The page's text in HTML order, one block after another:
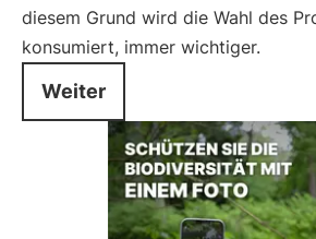
diesem Grund wird die Wahl des
konsumiert, immer wichtiger.
Weiter